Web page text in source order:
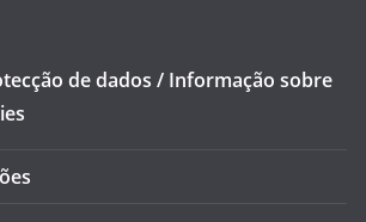
de dados / Informação sobre